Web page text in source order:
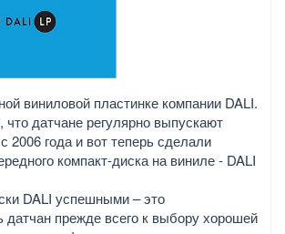
виниловой пластинке компании DALI.
что датчане регулярно выпускают
2006 года и вот теперь сделали
компакт-диска на виниле - DALI
DALI успешными – это
датчан прежде всего к выбору хорошей